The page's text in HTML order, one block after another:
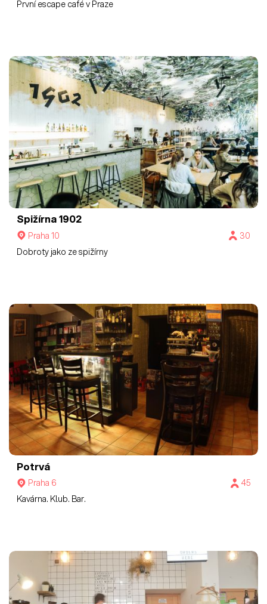
První escape café v Praze
Spižírna 1902
Praha 10
30
Dobroty jako ze spižírny
Potrvá
Praha 6
45
Kavárna. Klub. Bar.